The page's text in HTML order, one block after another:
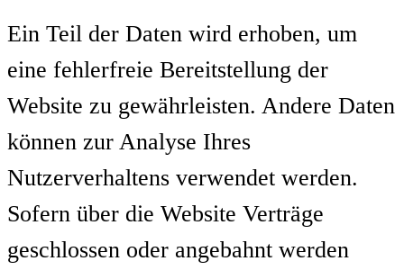
Ein Teil der Daten wird erhoben, um
eine fehlerfreie Bereitstellung der
Website zu gewährleisten. Andere Daten
können zur Analyse Ihres
Nutzerverhaltens verwendet werden.
Sofern über die Website Verträge
geschlossen oder angebahnt werden